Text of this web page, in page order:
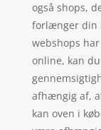
også shops,
forlænger din
webshops
online, kan
afhængig af,
kan oven i